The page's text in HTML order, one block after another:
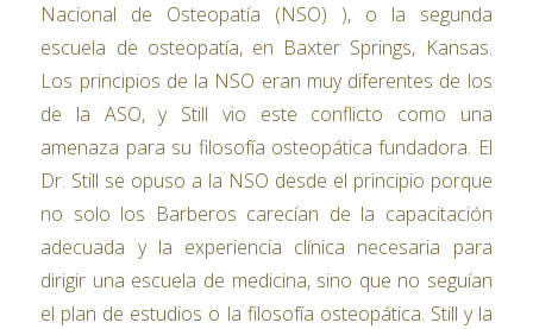
Nacional de Osteopatía (NSO) ), o la segunda
escuela de osteopatía, en Baxter Springs, Kansas.
Los principios de la NSO eran muy diferentes de los
de la ASO, y Still vio este conflicto como una
amenaza para su filosofía osteopática fundadora. El
Dr. Still se opuso a la NSO desde el principio porque
no solo los Barberos carecían de la capacitación
adecuada y la experiencia clínica necesaria para
dirigir una escuela de medicina, sino que no seguían
el plan de estudios o la filosofía osteopática. Still y la